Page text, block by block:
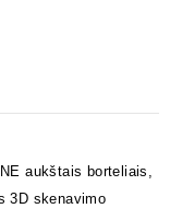
aukštais borteliais,
3D skenavimo